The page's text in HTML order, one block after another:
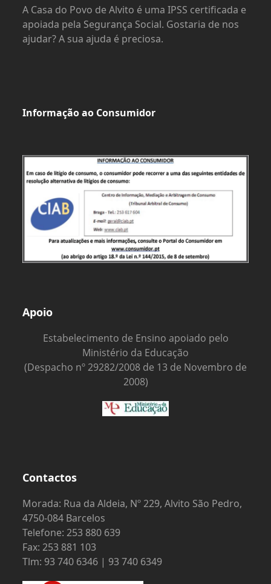
A Casa do Povo de Alvito é uma IPSS certificada e
apoiada pela Segurança Social. Gostaria de nos
ajudar? A sua ajuda é preciosa.
Informação ao Consumidor
Apoio
Estabelecimento de Ensino apoiado pelo
Ministério da Educação
(Despacho nº 29282/2008 de 13 de Novembro de
2008)
Contactos
Morada: Rua da Aldeia, Nº 229, Alvito São Pedro,
4750-084 Barcelos
Telefone: 253 880 639
Fax: 253 881 103
Tlm: 93 740 6346 | 93 740 6349